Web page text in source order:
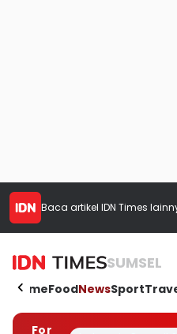
Baca artikel IDN Times
SUMSEL
HomeFoodNewsSport
For